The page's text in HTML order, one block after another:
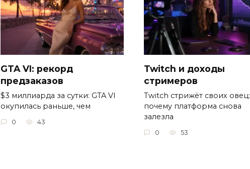
GTA VI: рекорд
предзаказов
$3 миллиарда за сутки: GTA VI
окупилась раньше, чем
0 43
Twitch и доходы
стримеров
Twitch стрижёт своих овец:
почему платформа снова
залезла
0 53